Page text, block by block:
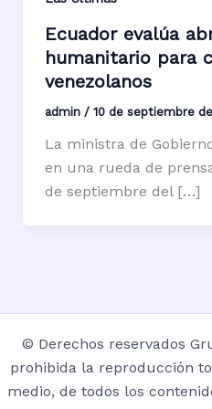
Ecuador evalúa
humanitario para
venezolanos
admin / 10 de septiembre
La ministra de
en una rueda de
de septiembre del […]
© Derechos reservados
prohibida la reproducción
medio, de todos los